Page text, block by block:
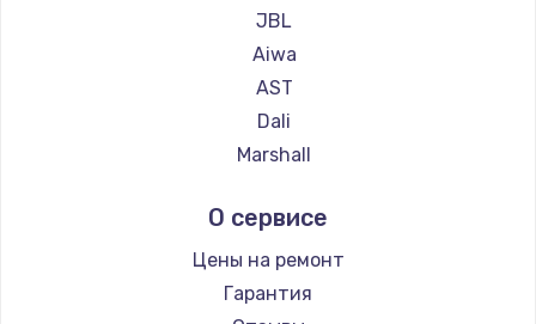
Замена жесткого диска
750 руб.
Заказать
Ремонт цепей питания
2500 руб.
Замена видеокарты
JBL
Aiwa
AST
Dali
Marshall
О сервисе
Цены на ремонт
Гарантия